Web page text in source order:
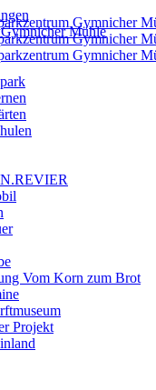
Vom Korn zum Brot
Projekt
Gymnicher
Gymnicher
Gymnicher